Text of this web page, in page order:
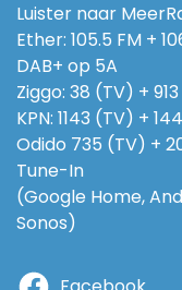
Luister naar
Ether: 105.5 FM +
DAB+ op 5A
Ziggo: 38 (TV) +
KPN: 1143 (TV) +
Odido 735 (TV) +
Tune-In
(Google Home,
Sonos)